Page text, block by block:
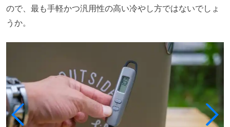
ので、最も手軽かつ汎用性の高い冷やし方ではないでしょ
うか。